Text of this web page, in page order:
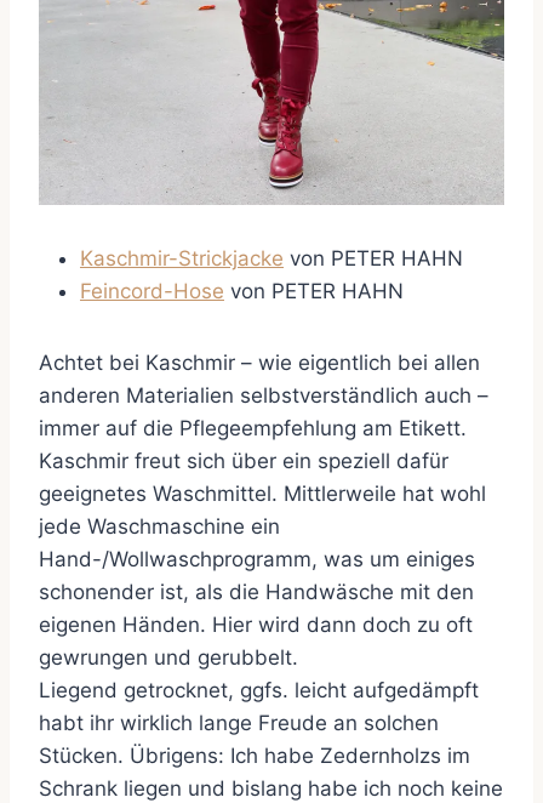
Kaschmir-Strickjacke von PETER HAHN
Feincord-Hose von PETER HAHN
Achtet bei Kaschmir – wie eigentlich bei allen
anderen Materialien selbstverständlich auch –
immer auf die Pflegeempfehlung am Etikett.
Kaschmir freut sich über ein speziell dafür
geeignetes Waschmittel. Mittlerweile hat wohl
jede Waschmaschine ein
Hand-/Wollwaschprogramm, was um einiges
schonender ist, als die Handwäsche mit den
eigenen Händen. Hier wird dann doch zu oft
gewrungen und gerubbelt.
Liegend getrocknet, ggfs. leicht aufgedämpft
habt ihr wirklich lange Freude an solchen
Stücken. Übrigens: Ich habe Zedernholzs im
Schrank liegen und bislang habe ich noch keine